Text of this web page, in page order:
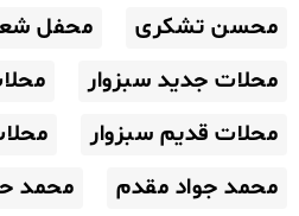
محسن تشکری
محفل
محلات جدید سبزوار
محلات قدیم سبزوار
محمد جواد مقدم
محمد